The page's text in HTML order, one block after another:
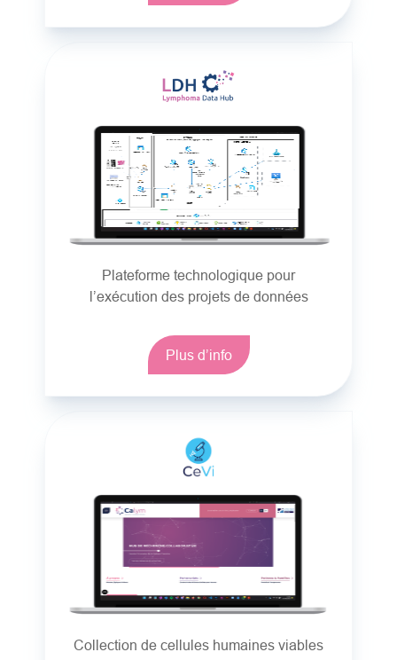
Plateforme technologique pour
l’exécution des projets de données
Plus d’info
Collection de cellules humaines viables